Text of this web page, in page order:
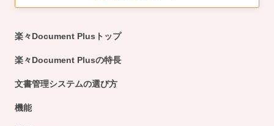
楽々Document Plusトップ
楽々Document Plusの特長
文書管理システムの選び方
機能